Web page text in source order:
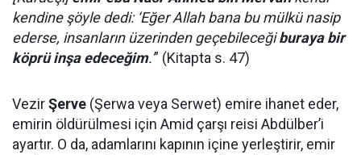
kendine şöyle dedi: ‘Eğer Allah bana bu mülkü nasip
ederse, insanların üzerinden geçebileceğiburaya bir
köprü inşa edeceğim.'” (Kitapta s. 47)
VezirŞerve (Şerwa veya Serwet) emire ihanet eder,
emirin öldürülmesi için Amid çarşı reisi Abdülber’i
ayartır. O da, adamlarını kapının içine yerleştirir, emir